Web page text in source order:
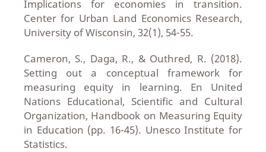
Implications for economies in transition.
Center for Urban Land Economics Research,
University of Wisconsin, 32(1), 54-55.
Cameron, S., Daga, R., & Outhred, R. (2018).
Setting out a conceptual framework for
measuring equity in learning. En United
Nations Educational, Scientific and Cultural
Organization, Handbook on Measuring Equity
in Education (pp. 16-45). Unesco Institute for
Statistics.